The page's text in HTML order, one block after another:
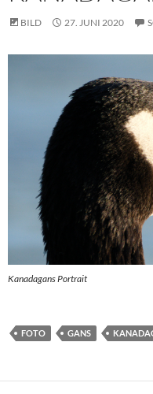
BILD 27. JUNI 2020
Kanadagans Portrait
FOTO GANS